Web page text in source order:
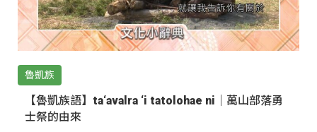
魯凱族
【魯凱族語】ta‘avalra ‘i tatolohae ni｜萬山部落勇
士祭的由來